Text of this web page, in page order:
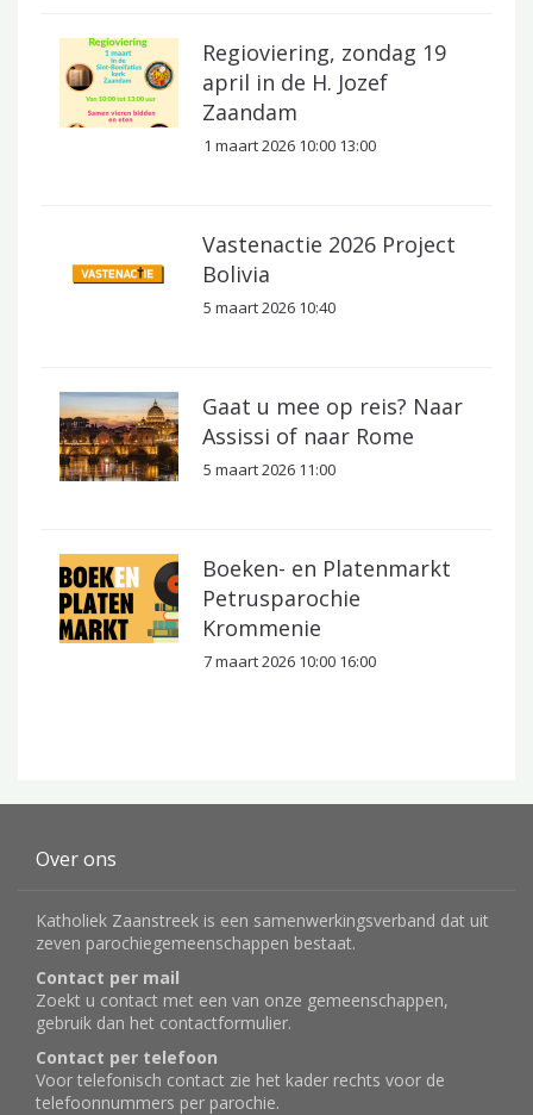
Regioviering, zondag 19
april in de H. Jozef
Zaandam
1 maart 2026 10:00 13:00
Vastenactie 2026 Project
Bolivia
5 maart 2026 10:40
Gaat u mee op reis? Naar
Assissi of naar Rome
5 maart 2026 11:00
Boeken- en Platenmarkt
Petrusparochie
Krommenie
7 maart 2026 10:00 16:00
Over ons
Katholiek Zaanstreek is een samenwerkingsverband dat uit
zeven parochiegemeenschappen bestaat.
Contact per mail
Zoekt u contact met een van onze gemeenschappen,
gebruik dan het contactformulier.
Contact per telefoon
Voor telefonisch contact zie het kader rechts voor de
telefoonnummers per parochie.